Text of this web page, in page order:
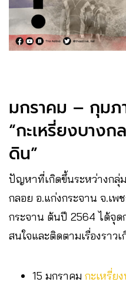
มกราคม – กุม
“กะเหรี่ยงบาง
ดิน”
ปัญหาที่เกิดขึ้นระหว่างกลุ่
กลอย อ.แก่งกระจาน จ.เ
กระจาน ต้นปี 2564 ได้จุ
สนใจและติดตามเรื่องราว
15 มกราคม กะเหรี่ย